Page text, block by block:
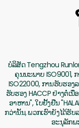
ບໍລິສັດ Tengzhou
ຄຸນນະພາບ ISO9001,
ISO22000, ການຮັບຮອ
ຮັບຮອງ HACCP ຢ່າງຕໍ່ເ
ອາຫານ", ໃບຢັ້ງຢືນ
ກວ່ານັ້ນ, ພວກເຮົາຍັງໄດ້ຮັ
ອະນຸລັກພ